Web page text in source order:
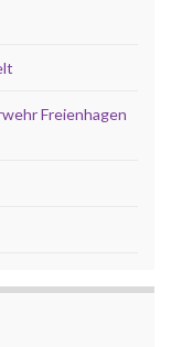
Freienhagen